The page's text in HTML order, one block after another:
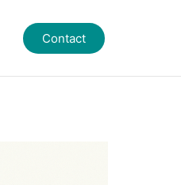
Contact